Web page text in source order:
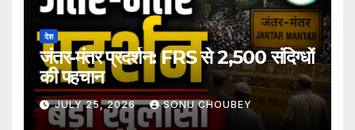
देश
जंतर-मंतर प्रदर्शन: FRS से 2,500 संदिग्धों
की पहचान
JULY 25, 2026 SONU CHOUBEY